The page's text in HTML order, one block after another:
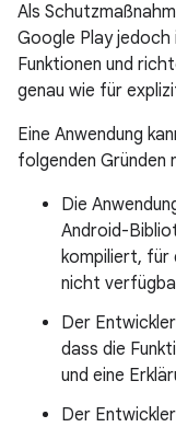
Als
Google Play jedoch
Funktionen und
genau wie für
Eine Anwendung
folgenden Gründen
Die
Android-
kompiliert, für
nicht
Der
dass die
und eine
Der